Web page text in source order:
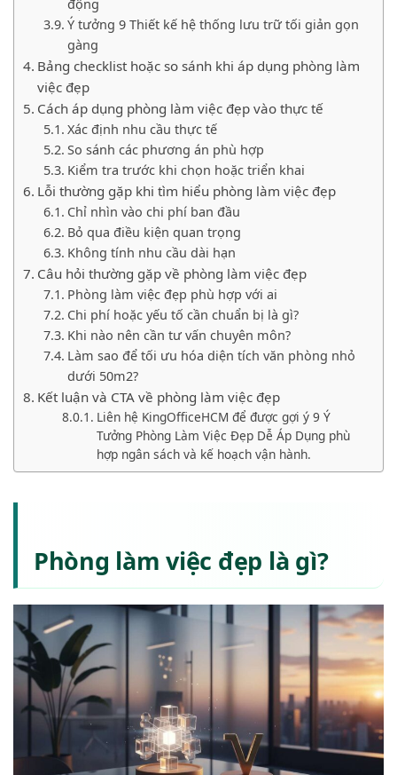
động
Ý tưởng 9 Thiết kế hệ thống lưu trữ tối giản gọn
gàng
Bảng checklist hoặc so sánh khi áp dụng phòng làm
việc đẹp
Cách áp dụng phòng làm việc đẹp vào thực tế
Xác định nhu cầu thực tế
So sánh các phương án phù hợp
Kiểm tra trước khi chọn hoặc triển khai
Lỗi thường gặp khi tìm hiểu phòng làm việc đẹp
Chỉ nhìn vào chi phí ban đầu
Bỏ qua điều kiện quan trọng
Không tính nhu cầu dài hạn
Câu hỏi thường gặp về phòng làm việc đẹp
Phòng làm việc đẹp phù hợp với ai
Chi phí hoặc yếu tố cần chuẩn bị là gì?
Khi nào nên cần tư vấn chuyên môn?
Làm sao để tối ưu hóa diện tích văn phòng nhỏ
dưới 50m2?
Kết luận và CTA về phòng làm việc đẹp
Liên hệ KingOfficeHCM để được gợi ý 9 Ý
Tưởng Phòng Làm Việc Đẹp Dễ Áp Dụng phù
hợp ngân sách và kế hoạch vận hành.
Phòng làm việc đẹp là gì?